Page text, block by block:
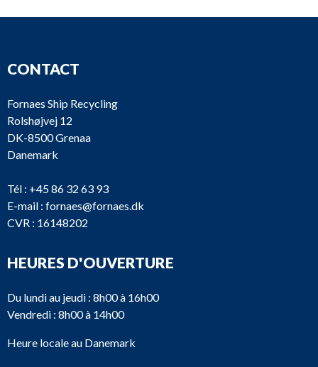
CONTACT
Fornaes Ship Recycling
Rolshøjvej 12
DK-8500 Grenaa
Danemark
Tél : +45 86 32 63 93
E-mail : fornaes@fornaes.dk
CVR : 16148202
HEURES D'OUVERTURE
Du lundi au jeudi : 8h00 à 16h00
Vendredi : 8h00 à 14h00
Heure locale au Danemark